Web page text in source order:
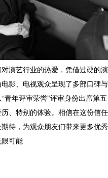
艺行业的热爱，凭借过硬的演
影、电视观众呈现了多部口碑与
青年评审荣誉”评审身份出席第五
、特别的体验。相信在这份信任
待，为观众朋友们带来更多优秀
可能